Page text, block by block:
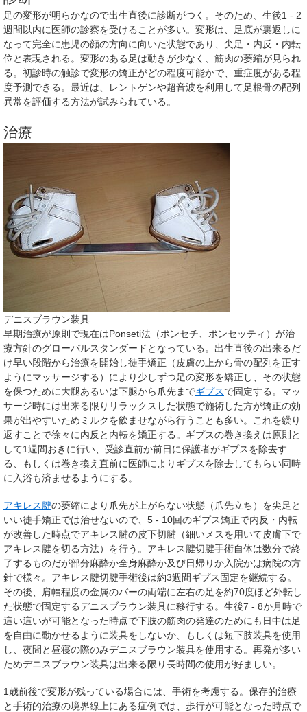
足の変形が明らかなので出生直後に診断がつく。そのため、生後1 - 2
週間以内に医師の診察を受けることが多い。変形は、足底が裏返しに
なって完全に患児の顔の方向に向いた状態であり、尖足・内反・内転
位と表現される。変形のある足は動きが少なく、筋肉の萎縮が見られ
る。初診時の触診で変形の矯正がどの程度可能かで、重症度がある程
度予測できる。最近は、レントゲンや超音波を利用して足根骨の配列
異常を評価する方法が試みられている。
治療
デニスブラウン装具
早期治療が原則で現在はPonseti法（ポンセチ、ポンセッティ）が治
療方針のグローバルスタンダードとなっている。出生直後の出来るだ
け早い段階から治療を開始し徒手矯正（皮膚の上から骨の配列を正す
ようにマッサージする）により少しずつ足の変形を矯正し、その状態
を保つために大腿あるいは下腿から爪先までギプスで固定する。マッ
サージ時には出来る限りリラックスした状態で施術した方が矯正の効
果が出やすいためミルクを飲ませながら行うことも多い。これを繰り
返すことで徐々に内反と内転を矯正する。ギプスの巻き換えは原則と
して1週間おきに行い、受診直前か前日に保護者がギプスを除去す
る、もしくは巻き換え直前に医師によりギプスを除去してもらい同時
に入浴も済ませるようにする。
アキレス腱の萎縮により爪先が上がらない状態（爪先立ち）を尖足と
いい徒手矯正では治せないので、5 - 10回のギプス矯正で内反・内転
が改善した時点でアキレス腱の皮下切腱（細いメスを用いて皮膚下で
アキレス腱を切る方法）を行う。アキレス腱切腱手術自体は数分で終
了するものだが部分麻酔か全身麻酔か及び日帰りか入院かは病院の方
針で様々。アキレス腱切腱手術後は約3週間ギプス固定を継続する。
その後、肩幅程度の金属のバーの両端に左右の足を約70度ほど外転し
た状態で固定するデニスブラウン装具に移行する。生後7 - 8か月時で
這い這いが可能となった時点で下肢の筋肉の発達のためにも日中は足
を自由に動かせるように装具をしないか、もしくは短下肢装具を使用
し、夜間と昼寝の際のみデニスブラウン装具を使用する。再発が多い
ためデニスブラウン装具は出来る限り長時間の使用が好ましい。
1歳前後で変形が残っている場合には、手術を考慮する。保存的治療
と手術的治療の境界線上にある症例では、歩行が可能となった時点で